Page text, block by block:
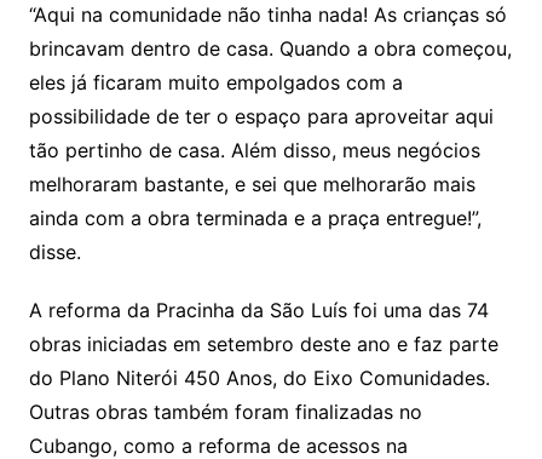
“Aqui na comunidade não tinha nada! As crianças só
brincavam dentro de casa. Quando a obra começou,
eles já ficaram muito empolgados com a
possibilidade de ter o espaço para aproveitar aqui
tão pertinho de casa. Além disso, meus negócios
melhoraram bastante, e sei que melhorarão mais
ainda com a obra terminada e a praça entregue!”,
disse.
A reforma da Pracinha da São Luís foi uma das 74
obras iniciadas em setembro deste ano e faz parte
do Plano Niterói 450 Anos, do Eixo Comunidades.
Outras obras também foram finalizadas no
Cubango, como a reforma de acessos na